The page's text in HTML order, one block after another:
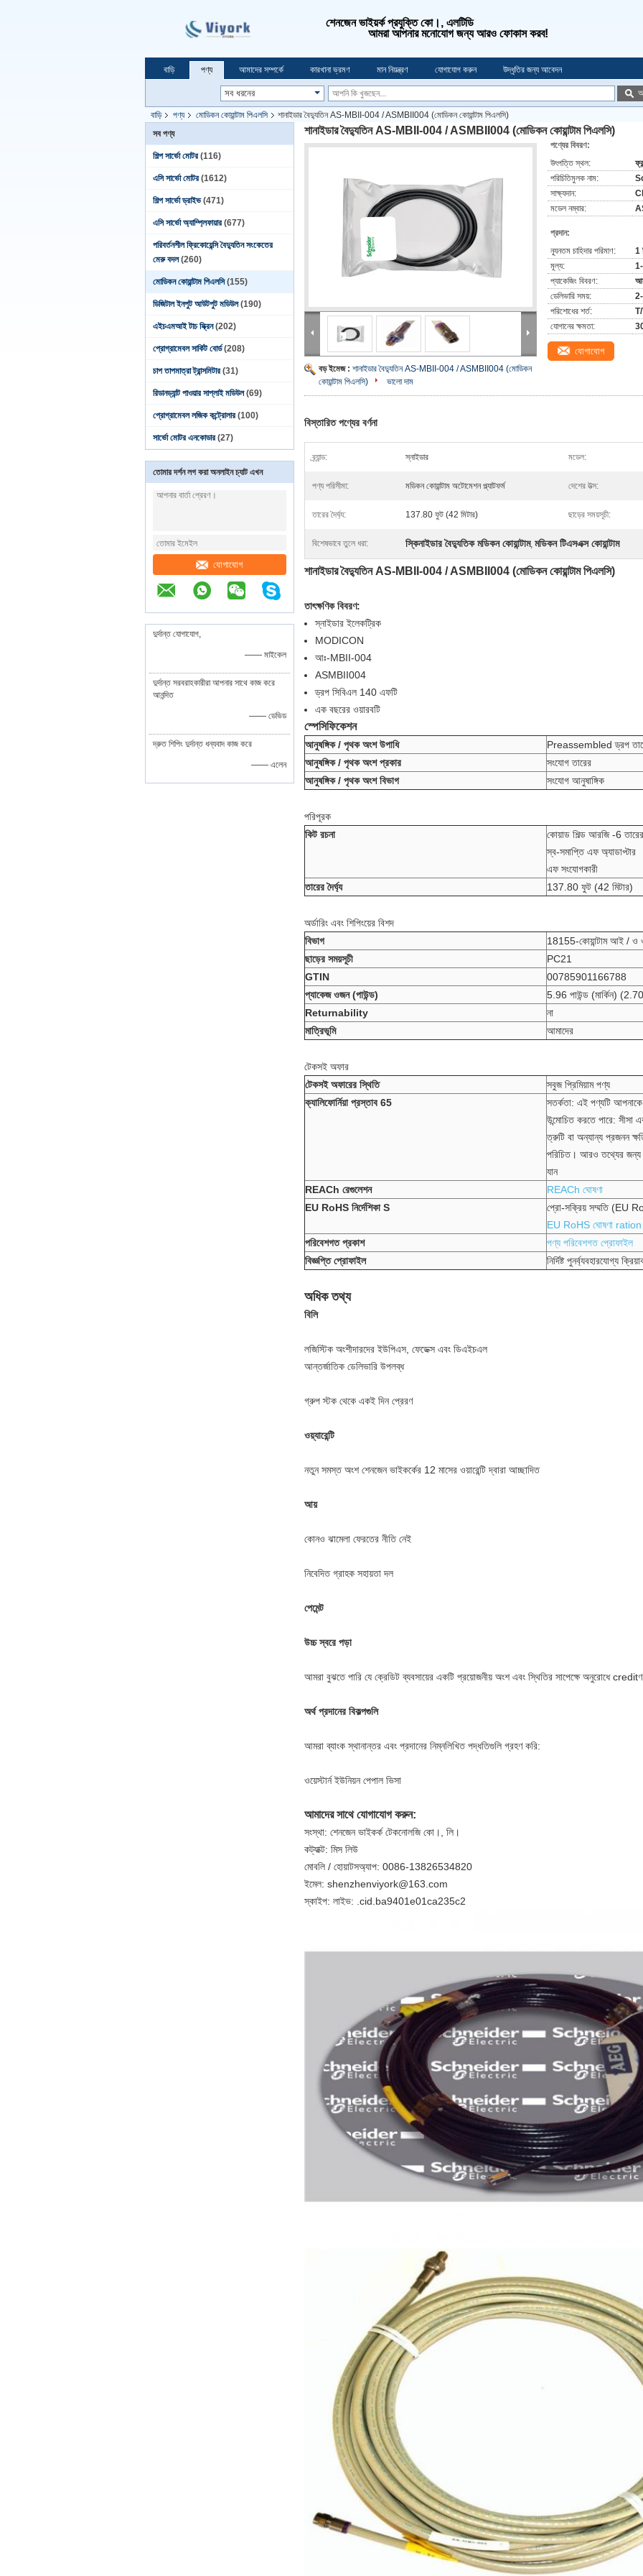
শেনজেন ভাইয়র্ক প্রযুক্তি কো।, এলটিডি
আমরা আপনার মনোযোগ জন্য আরও ফোকাস করব!
বাড়ি পণ্য আমাদের সম্পর্কে কারখানা ভ্রমণ মান নিয়ন্ত্রণ যোগাযোগ করুন উদ্ধৃতির জন্য আবেদন
বাড়ি পণ্য মোডিকন কোয়ান্টাম পিএলসি
শানাইডার বৈদ্যুতিন AS-MBII-004 / ASMBII004 (মোডিকন কোয়ান্টাম পিএলসি)
সব পণ্য
শিল্প সার্ভো মোটর (116)
এসি সার্ভো মোটর (1612)
শিল্প সার্ভো ড্রাইভ (471)
এসি সার্ভো অ্যাম্প্লিফায়ার (677)
পরিবর্তনশীল ফ্রিকোয়েন্সি বৈদ্যুতিন সংকেতের
মেরু বদল (260)
মোডিকন কোয়ান্টাম পিএলসি (155)
ডিজিটাল ইনপুট আউটপুট মডিউল (190)
এইচএমআই টাচ স্ক্রিন (202)
প্রোগ্রামেবল সার্কিট বোর্ড (208)
চাপ তাপমাত্রা ট্রান্সমিটার (31)
রিডানড্যান্ট পাওয়ার সাপ্লাই মডিউল (69)
প্রোগ্রামেবল লজিক কন্ট্রোলার (100)
সার্ভো মোটর এনকোডার (27)
তোমার দর্শন লগ করা অনলাইন চ্যাট এখন
যোগাযোগ
দুর্দান্ত যোগাযোগ,
—— মাইকেল
দুর্দান্ত সরবরাহকারীরা আপনার সাথে কাজ করে
আনন্দিত
—— ডেভিড
দ্রুত শিপিং দুর্দান্ত ধন্যবাদ কাজ করে
—— এলেন
শানাইডার বৈদ্যুতিন AS-MBII-004 / ASMBII004 (মোডিকন কোয়ান্টাম পিএলসি)
বড় ইমেজ : শানাইডার বৈদ্যুতিন AS-MBII-004 / ASMBII004 (মোডিকন
কোয়ান্টাম পিএলসি)
ভালো দাম
পণ্যের বিবরণ:
উৎপত্তি স্থল:
পরিচিতিমুলক নাম:
সাক্ষ্যদান:
মডেল নম্বার:
প্রদান:
ন্যূনতম চাহিদার পরিমাণ:
1
মূল্য:
প্যাকেজিং বিবরণ:
ডেলিভারি সময়:
2-
পরিশোধের শর্ত:
T/
যোগানের ক্ষমতা:
যোগাযোগ
বিস্তারিত পণ্যের বর্ণনা
ব্র্যান্ড: স্নাইডার মডেল:
পণ্য পরিসীমা: মডিকন কোয়ান্টাম অটোমেশন প্ল্যাটফর্ম দেশের উত্স:
তারের দৈর্ঘ্য: 137.80 ফুট (42 মিটার) ছাড়ের সময়সূচী:
বিশেষভাবে তুলে ধরা: স্কিনাইডার বৈদ্যুতিক মডিকন কোয়ান্টাম, মডিকন টিএসএক্স কোয়ান্টাম
শানাইডার বৈদ্যুতিন AS-MBII-004 / ASMBII004 (মোডিকন কোয়ান্টাম পিএলসি)
তাৎক্ষণিক বিবরণ:
স্নাইডার ইলেকট্রিক
MODICON
আঃ-MBII-004
ASMBII004
ড্রপ সিবিএল 140 এফটি
এক বছরের ওয়ারবটি
স্পেসিফিকেশন
আনুষঙ্গিক / পৃথক অংশ উপাধি
Preassembled ড্রপ
আনুষঙ্গিক / পৃথক অংশ প্রকার
সংযোগ তারের
আনুষঙ্গিক / পৃথক অংশ বিভাগ
সংযোগ আনুষাঙ্গিক
পরিপূরক
কিট রচনা
কোয়াড শিল্ড আরজি -6 তারের
স্ব-সমাপ্তি এফ অ্যাডাপ্টার
এফ সংযোগকারী
তারের দৈর্ঘ্য
137.80 ফুট (42 মিটার)
অর্ডারিং এবং শিপিংয়ের বিশদ
বিভাগ
18155-কোয়ান্টাম আই / ও
ছাড়ের সময়সূচী
PC21
GTIN
00785901166788
প্যাকেজ ওজন (পাউন্ড)
5.96 পাউন্ড (মার্কিন)
Returnability
না
মাত্রিভূমি
আমাদের
টেকসই অফার
টেকসই অফারের স্থিতি
সবুজ প্রিমিয়াম পণ্য
ক্যালিফোর্নিয়া প্রস্তাব 65
সতর্কতা: এই পণ্যটি
উন্মোচিত করতে পারে: সীসা
ত্রুটি বা অন্যান্য প্রজনন
পরিচিত। আরও তথ্যের
যান
REACh রেগুলেশন
REACh ঘোষণা
EU RoHS নির্দেশিকা S
প্রো-সক্রিয় সম্মতি (EU
EU RoHS ঘোষণা ration
পরিবেশগত প্রকাশ
পণ্য পরিবেশগত প্রোফাইল
বিজ্ঞপ্তি প্রোফাইল
নির্দিষ্ট পুনর্ব্যবহারযোগ্য
অধিক তথ্য
বিলি
লজিস্টিক অংশীদারদের ইউপিএস, ফেডেক্স এবং ডিএইচএল
আন্তর্জাতিক ডেলিভারি উপলব্ধ
গ্রুপ স্টক থেকে একই দিন প্রেরণ
ওয়্যারেন্টি
নতুন সমস্ত অংশ শেনজেন ভাইকর্কের 12 মাসের ওয়ারেন্টি দ্বারা আচ্ছাদিত
আয়
কোনও ঝামেলা ফেরতের নীতি নেই
নিবেদিত গ্রাহক সহায়তা দল
পেমেন্ট
উচ্চ স্বরে পড়া
আমরা বুঝতে পারি যে ক্রেডিট ব্যবসায়ের একটি প্রয়োজনীয় অংশ এবং স্থিতির সাপেক্ষে অনুরোধে
অর্থ প্রদানের বিকল্পগুলি
আমরা ব্যাংক স্থানান্তর এবং প্রদানের নিম্নলিখিত পদ্ধতিগুলি গ্রহণ করি:
ওয়েস্টার্ন ইউনিয়ন পেপাল ভিসা
আমাদের সাথে যোগাযোগ করুন:
সংস্থা: শেনজেন ভাইকর্ক টেকনোলজি কো।, লি।
কট্যাক্ট: মিস লিউ
মোবলি / হোয়াটসঅ্যাপ: 0086-13826534820
ইমেল: shenzhenviyork@163.com
স্কাইপ: লাইভ: .cid.ba9401e01ca235c2